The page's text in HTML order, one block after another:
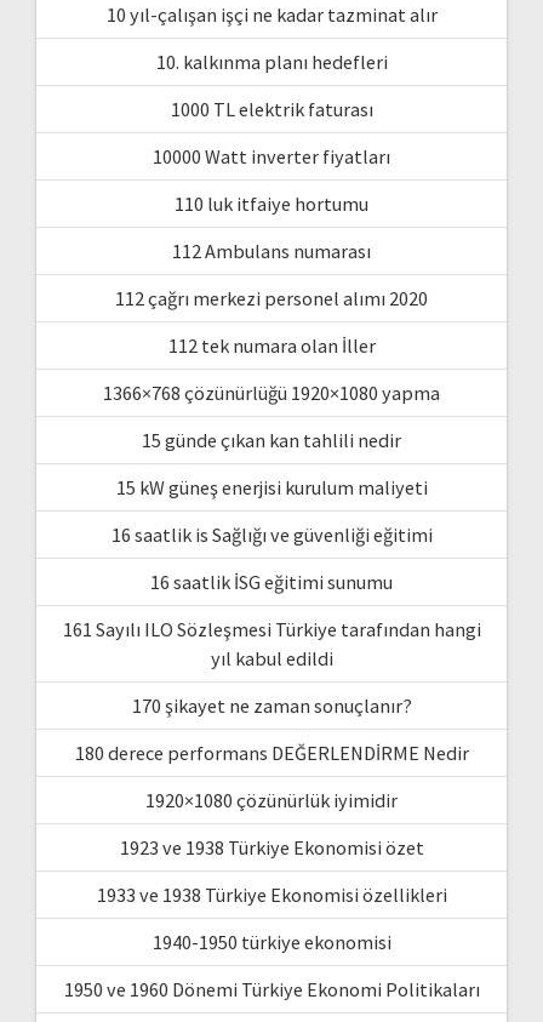
10 yıl-çalışan işçi ne kadar tazminat alır
10. kalkınma planı hedefleri
1000 TL elektrik faturası
10000 Watt inverter fiyatları
110 luk itfaiye hortumu
112 Ambulans numarası
112 çağrı merkezi personel alımı 2020
112 tek numara olan İller
1366×768 çözünürlüğü 1920×1080 yapma
15 günde çıkan kan tahlili nedir
15 kW güneş enerjisi kurulum maliyeti
16 saatlik is Sağlığı ve güvenliği eğitimi
16 saatlik İSG eğitimi sunumu
161 Sayılı ILO Sözleşmesi Türkiye tarafından hangi
yıl kabul edildi
170 şikayet ne zaman sonuçlanır?
180 derece performans DEĞERLENDİRME Nedir
1920×1080 çözünürlük iyimidir
1923 ve 1938 Türkiye Ekonomisi özet
1933 ve 1938 Türkiye Ekonomisi özellikleri
1940-1950 türkiye ekonomisi
1950 ve 1960 Dönemi Türkiye Ekonomi Politikaları